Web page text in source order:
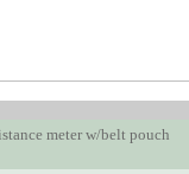
meter w/belt pouch